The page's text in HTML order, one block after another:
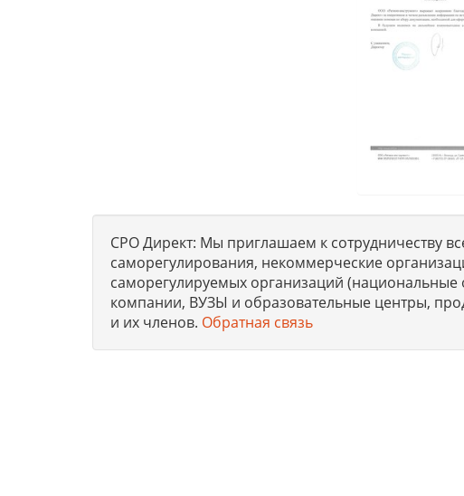
СРО Директ: Мы приглашаем к сотрудничеству
саморегулирования, некоммерческие
саморегулируемых организаций (национальные
компании, ВУЗЫ и образовательные центры,
и их членов. Обратная связь